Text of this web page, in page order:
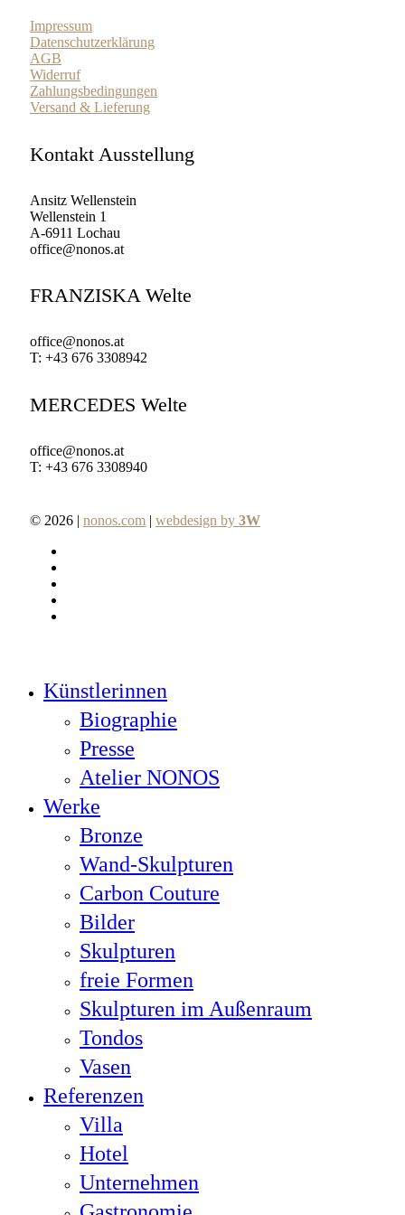
Impressum
Datenschutzerklärung
AGB
Widerruf
Zahlungsbedingungen
Versand & Lieferung
Kontakt Ausstellung
Ansitz Wellenstein
Wellenstein 1
A-6911 Lochau
office@nonos.at
FRANZISKA Welte
office@nonos.at
T: +43 676 3308942
MERCEDES Welte
office@nonos.at
T: +43 676 3308940
© 2026 | nonos.com | webdesign by 3W
Menu
Künstlerinnen
Biographie
Presse
Atelier NONOS
Werke
Bronze
Wand-Skulpturen
Carbon Couture
Bilder
Skulpturen
freie Formen
Skulpturen im Außenraum
Tondos
Vasen
Referenzen
Villa
Hotel
Unternehmen